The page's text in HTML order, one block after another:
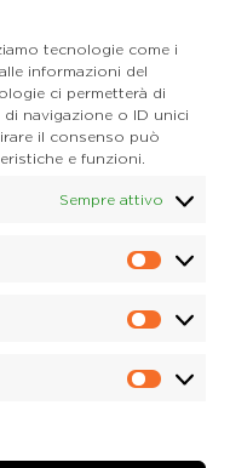
tecnologie come i
informazioni del
ci permetterà di
navigazione o ID unici
il consenso può
e funzioni.
Sempre attivo
(BL)
(BL)